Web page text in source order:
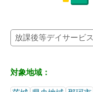
放課後等デイサービス
対象地域：